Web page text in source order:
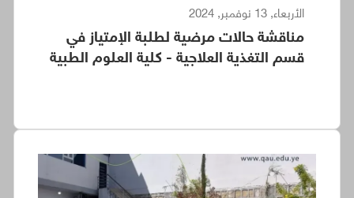
الأربعاء, 13 نوفمبر, 2024
مناقشة حالات مرضية لطلبة الإمتياز في
قسم التغذية العلاجية - كلية العلوم الطبية